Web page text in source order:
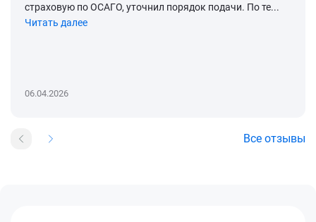
страховую по ОСАГО, уточнил порядок подачи. По те...
Читать далее
06.04.2026
Все отзывы